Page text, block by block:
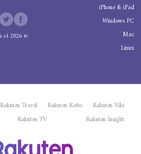
iPhone & iPad
Windows PC
Mac
Linux
©
2026
Viber Media S.à r.l.
Rakuten Viki
Rakuten Kobo
Rakuten Travel
Rakuten Insight
Rakuten TV